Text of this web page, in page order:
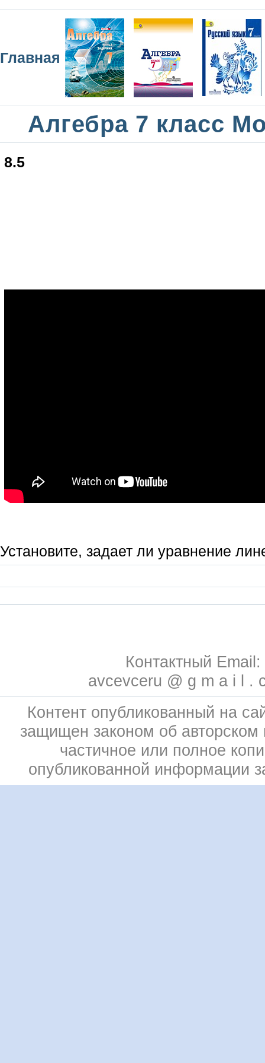
Главная
Алгебра 7 класс
8.5
Установите, задает ли уравнение
Контактный Email:
avcevceru @ g m a i l .
Контент опубликованный на
защищен законом об
частичное или полное
опубликованной информации